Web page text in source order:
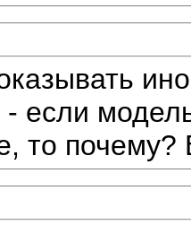
- если
то